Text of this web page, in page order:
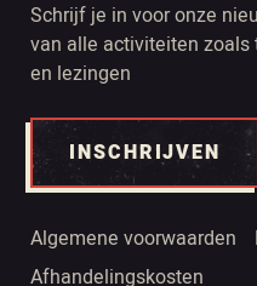
Schrijf je in voor onze
van alle activiteiten
en lezingen
INSCHRIJVEN
Algemene voorwaarden
Afhandelingskosten